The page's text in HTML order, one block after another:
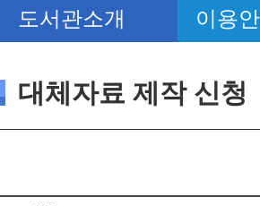
도서관소개 이용
대체자료 제작 신청